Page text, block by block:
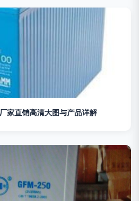
家直销高清大图与产品详解